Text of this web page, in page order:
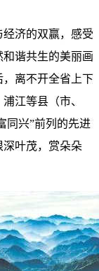
济的双赢，感受
谐共生的美丽画
离不开全省上下
江等县（市、
同兴”前列的先进
叶茂，赏朵朵